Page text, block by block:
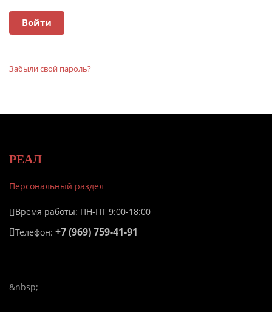
Забыли свой пароль?
РЕАЛ
Персональный раздел
Время работы: ПН-ПТ 9:00-18:00
Телефон: +7 (969) 759-41-91
&nbsp;